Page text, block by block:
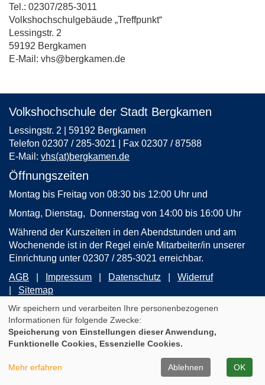
Tel.: 02307/285-3011
Volkshochschulgebäude „Treffpunkt“
Lessingstr. 2
59192 Bergkamen
E-Mail: vhs@bergkamen.de
Volkshochschule der Stadt Bergkamen
Lessingstr. 2 | 59192 Bergkamen
Telefon 02307 / 285-3021 | Fax 02307 / 87588
E-Mail: vhs(at)bergkamen.de
Öffnungszeiten
Montag bis Freitag von 08:30 bis 12:00 Uhr und
Montag, Dienstag, Donnerstag von 14:00 bis 16:00 Uhr
Während der Kurszeiten in den Abendstunden und am
Wochenende ist in der Regel ein/e Mitarbeiter/in unserer
Einrichtung unter 02307 / 285-3021 erreichbar.
AGB
Impressum Datenschutz
Widerruf
Sitemap
Cookie Einstellungen
WIDERRUFSFORMULAR
Kontrast
Wir speichern und verarbeiten Ihre personenbezogenen
Informationen für folgende Zwecke:
Speicherung von Einstellungen dieser Anwendung,
Funktionelle Cookies, Essenzielle Cookies.
Mehr erfahren Ablehnen OK